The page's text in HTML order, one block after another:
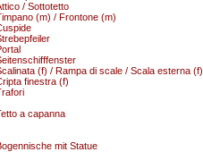
/ Sottotetto
(m) / Frontone (m)
(f) / Rampa di scale / Scala esterna (f)
finestra (f)
a capanna
mit Statue